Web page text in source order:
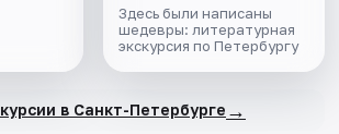
Здесь были написаны
шедевры: литературная
экскурсия по Петербургу
в Санкт-Петербурге →